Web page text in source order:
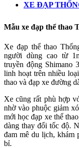
XE ĐẠP
Mẫu xe đạp thể thao
Xe đạp thể thao
người dùng cao từ
truyền động Shimano
linh hoạt trên nhiều
thao và đạp xe đường
Xe cũng rất phù hợp
nhờ vào phuộc giảm
mới học đạp xe thể
dàng thay đổi tốc độ.
đam mê du lịch, khám
bỉ.